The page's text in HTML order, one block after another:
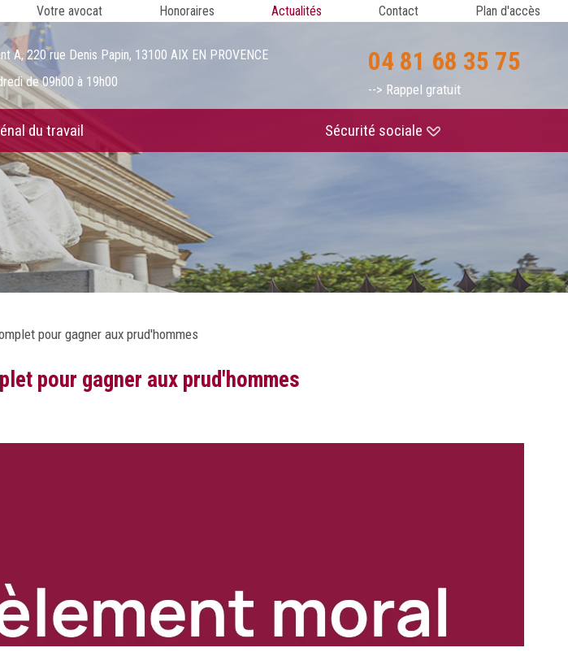
Votre avocat Honoraires Actualités Contact Plan d'accès
A, 220 rue Denis Papin, 13100 AIX EN PROVENCE
de 09h00 à 19h00
04 81 68 35 75
--> Rappel gratuit
du travail Sécurité sociale
pour gagner aux prud'hommes
pour gagner aux prud'hommes